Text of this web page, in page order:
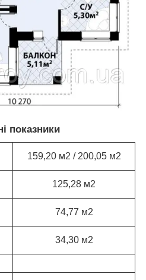
показники
159,20 м2 / 200,05 м2
125,28 м2
74,77 м2
34,30 м2